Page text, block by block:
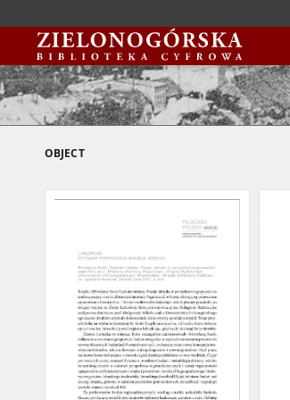
OBJECT